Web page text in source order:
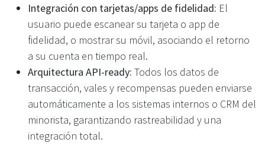
Integración con tarjetas/apps de fidelidad: El
usuario puede escanear su tarjeta o app de
fidelidad, o mostrar su móvil, asociando el retorno
a su cuenta en tiempo real.
Arquitectura API-ready: Todos los datos de
transacción, vales y recompensas pueden enviarse
automáticamente a los sistemas internos o CRM del
minorista, garantizando rastreabilidad y una
integración total.